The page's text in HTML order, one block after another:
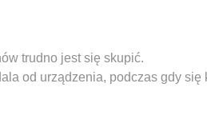
trudno jest się skupić.
od urządzenia, podczas gdy się
własny ciepły pokój, Twój dzień